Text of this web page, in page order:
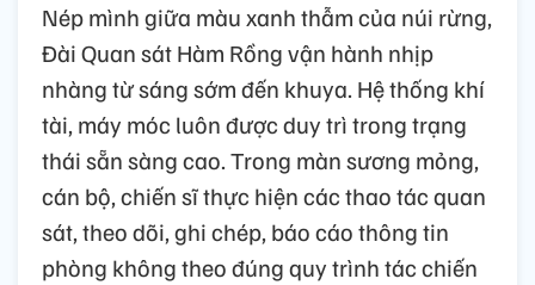
Nép mình giữa màu xanh thẫm của núi rừng,
Đài Quan sát Hàm Rồng vận hành nhịp
nhàng từ sáng sớm đến khuya. Hệ thống khí
tài, máy móc luôn được duy trì trong trạng
thái sẵn sàng cao. Trong màn sương mỏng,
cán bộ, chiến sĩ thực hiện các thao tác quan
sát, theo dõi, ghi chép, báo cáo thông tin
phòng không theo đúng quy trình tác chiến